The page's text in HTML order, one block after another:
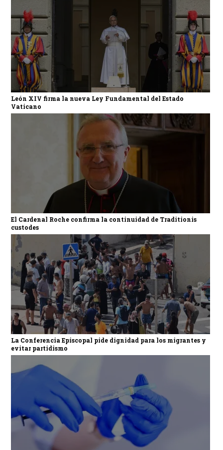
León XIV firma la nueva Ley Fundamental del Estado
Vaticano
El Cardenal Roche confirma la continuidad de Traditionis
custodes
La Conferencia Episcopal pide dignidad para los migrantes y
evitar partidismo